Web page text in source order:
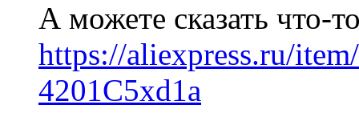
А можете сказать что-
https://aliexpress.ru/
4201C5xd1a